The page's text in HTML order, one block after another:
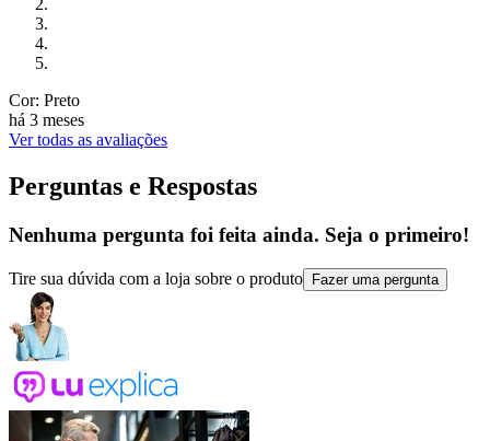
Cor: Preto
há 3 meses
Ver todas as avaliações
Perguntas e Respostas
Nenhuma pergunta foi feita ainda. Seja o primeiro!
Tire sua dúvida com a loja sobre o produto Fazer uma pergunta